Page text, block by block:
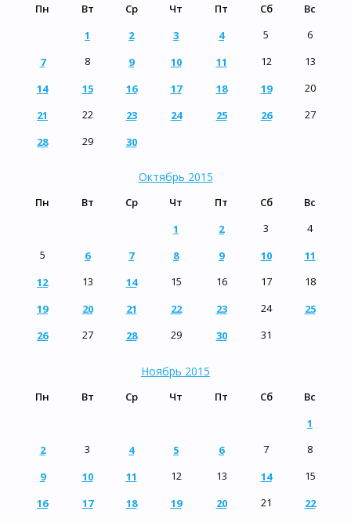
Пн Вт Ср Чт Пт Сб
Вс
1
2 3 4 5
6
7
8 9 10 11 12
13
14
15 16 17 18 19
20
21
22 23 24 25 26
27
28
29 30
Октябрь 2015
Пн Вт Ср Чт Пт Сб
Вс
1
2 3
4
5
6 7 8 9 10
11
12
13 14 15 16 17
18
19
20 21 22 23 24
25
26
27 28 29 30 31
Ноябрь 2015
Пн Вт Ср Чт Пт Сб
Вс
1
2
3 4 5 6 7
8
9
10 11 12 13 14
15
16
17 18 19 20 21
22